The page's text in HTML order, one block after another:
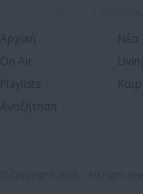
Αρχική
On Air
Playlists
Αναζήτηση
Νέα